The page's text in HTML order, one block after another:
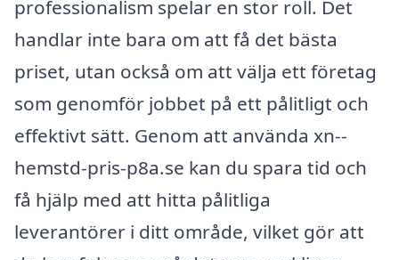
professionalism spelar en stor roll. Det
handlar inte bara om att få det bästa
priset, utan också om att välja ett företag
som genomför jobbet på ett pålitligt och
effektivt sätt. Genom att använda xn--
hemstd-pris-p8a.se kan du spara tid och
få hjälp med att hitta pålitliga
leverantörer i ditt område, vilket gör att